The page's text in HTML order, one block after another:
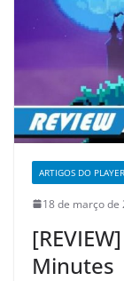
ARTIGOS DO
18 de março de
Minutes